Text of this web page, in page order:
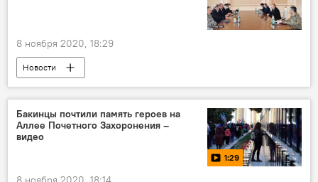
8 ноября 2020, 18:29
Новости
Контрнаступление войск Азербайджана
Карабах
Политика
Ильхам Алиев
Бакинцы почтили память героев на
Аллее Почетного Захоронения –
видео
1:29